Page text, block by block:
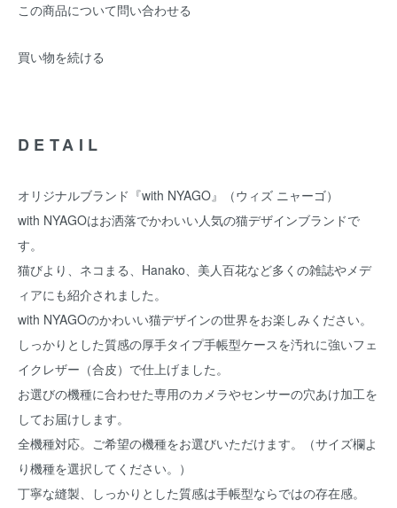
この商品について問い合わせる
買い物を続ける
DETAIL
オリジナルブランド『with NYAGO』（ウィズ ニャーゴ）
with NYAGOはお洒落でかわいい人気の猫デザインブランドで
す。
猫びより、ネコまる、Hanako、美人百花など多くの雑誌やメデ
ィアにも紹介されました。
with NYAGOのかわいい猫デザインの世界をお楽しみください。
しっかりとした質感の厚手タイプ手帳型ケースを汚れに強いフェ
イクレザー（合皮）で仕上げました。
お選びの機種に合わせた専用のカメラやセンサーの穴あけ加工を
してお届けします。
全機種対応。ご希望の機種をお選びいただけます。（サイズ欄よ
り機種を選択してください。）
丁寧な縫製、しっかりとした質感は手帳型ならではの存在感。